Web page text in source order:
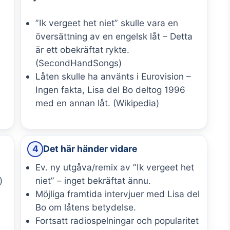
”Ik vergeet het niet” skulle vara en
översättning av en engelsk låt – Detta
är ett obekräftat rykte.
(SecondHandSongs)
Låten skulle ha använts i Eurovision –
Ingen fakta, Lisa del Bo deltog 1996
med en annan låt. (Wikipedia)
4 Det här händer vidare
Ev. ny utgåva/remix av ”Ik vergeet het
niet” – inget bekräftat ännu.
Möjliga framtida intervjuer med Lisa del
Bo om låtens betydelse.
Fortsatt radiospelningar och popularitet